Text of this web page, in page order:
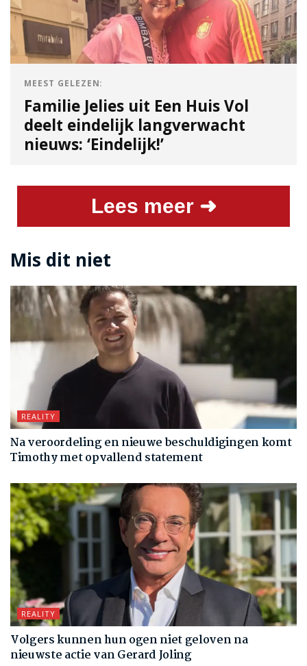
MEEST GELEZEN:
Familie Jelies uit Een Huis Vol
deelt eindelijk langverwacht
nieuws: ‘Eindelijk!’
Lees meer ➜
Mis dit niet
REALITY
Na veroordeling en nieuwe beschuldigingen komt
Timothy met opvallend statement
REALITY
Volgers kunnen hun ogen niet geloven na
nieuwste actie van Gerard Joling